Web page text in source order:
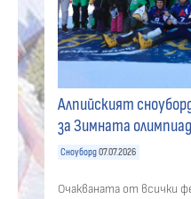
Алпийският
за Зимната
Сноуборд 07.07.2026
Очакваната от всички